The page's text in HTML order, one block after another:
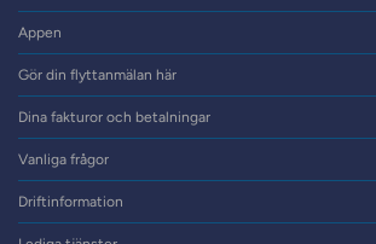
Appen
Gör din flyttanmälan här
Dina fakturor och betalningar
Vanliga frågor
Driftinformation